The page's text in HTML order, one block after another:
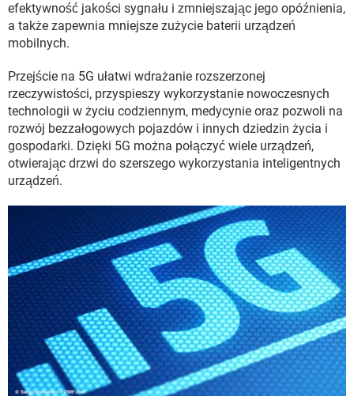
efektywność jakości sygnału i zmniejszając jego opóźnienia,
a także zapewnia mniejsze zużycie baterii urządzeń
mobilnych.
Przejście na 5G ułatwi wdrażanie rozszerzonej
rzeczywistości, przyspieszy wykorzystanie nowoczesnych
technologii w życiu codziennym, medycynie oraz pozwoli na
rozwój bezzałogowych pojazdów i innych dziedzin życia i
gospodarki. Dzięki 5G można połączyć wiele urządzeń,
otwierając drzwi do szerszego wykorzystania inteligentnych
urządzeń.